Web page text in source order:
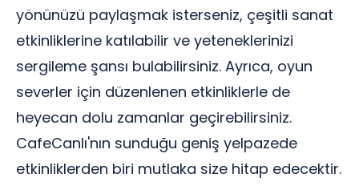
yönünüzü paylaşmak isterseniz, çeşitli sanat
etkinliklerine katılabilir ve yeteneklerinizi
sergileme şansı bulabilirsiniz. Ayrıca, oyun
severler için düzenlenen etkinliklerle de
heyecan dolu zamanlar geçirebilirsiniz.
CafeCanlı'nın sunduğu geniş yelpazede
etkinliklerden biri mutlaka size hitap edecektir.